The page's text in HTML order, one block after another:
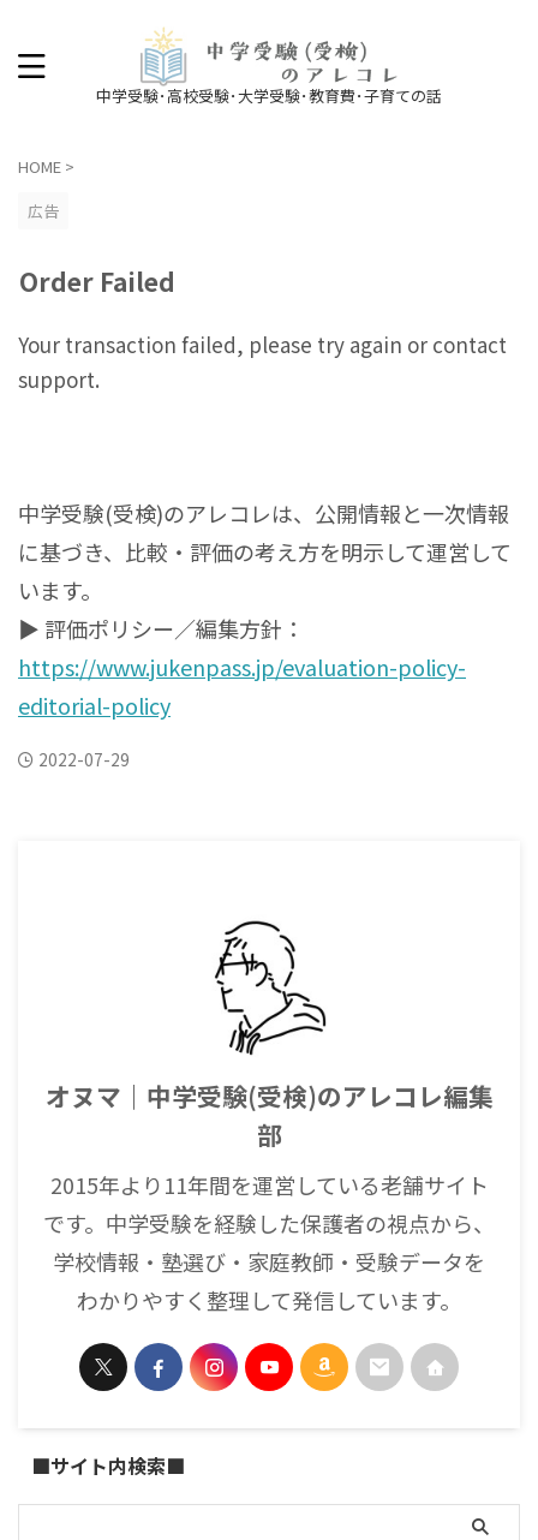
中学受験･高校受験･大学受験･教育費･子育ての話
HOME >
広告
Order Failed
Your transaction failed, please try again or contact
support.
中学受験(受検)のアレコレは、公開情報と一次情報
に基づき、比較・評価の考え方を明示して運営して
います。
▶ 評価ポリシー／編集方針：
https://www.jukenpass.jp/evaluation-policy-
editorial-policy
2022-07-29
オヌマ｜中学受験(受検)のアレコレ編集
部
2015年より11年間を運営している老舗サイト
です。中学受験を経験した保護者の視点から、
学校情報・塾選び・家庭教師・受験データを
わかりやすく整理して発信しています。
■サイト内検索■